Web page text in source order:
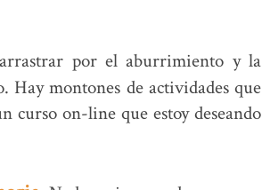
por el aburrimiento y la
Hay montones de actividades que
curso on-line que estoy deseando